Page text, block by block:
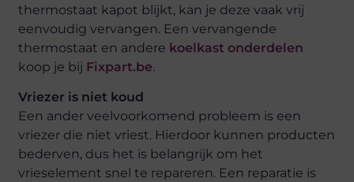
thermostaat kapot blijkt, kan je deze vaak vrij
eenvoudig vervangen. Een vervangende
thermostaat en andere koelkast onderdelen
koop je bij Fixpart.be.
Vriezer is niet koud
Een ander veelvoorkomend probleem is een
vriezer die niet vriest. Hierdoor kunnen producten
bederven, dus het is belangrijk om het
vrieselement snel te repareren. Een reparatie is